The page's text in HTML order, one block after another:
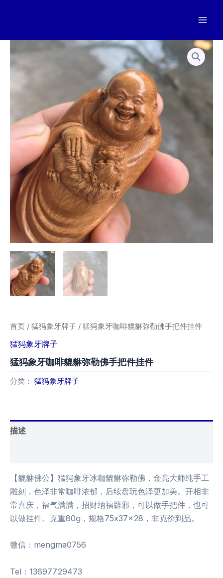
首页 / 猛犸象牙牌子 / 猛犸象牙咖啡貔貅弥勒佛手把件挂件
猛犸象牙牌子
猛犸象牙咖啡貔貅弥勒佛手把件挂件
分类： 猛犸象牙牌子
描述
【貔貅佛公】猛犸象牙冰咖貔貅弥勒佛，金亮大师纯手工
雕刻，色泽非常咖啡浓郁，后续盘玩色泽更加美。开相非
常喜庆，福气️️满满，招财纳福辟邪，可以做手把件，也可
以做挂件。克重80g，规格75x37x28，非克价到品。
微信：mengma0756
Tel：13697729473